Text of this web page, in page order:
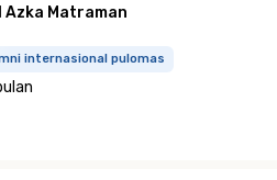
Azka Matraman
internasional pulomas